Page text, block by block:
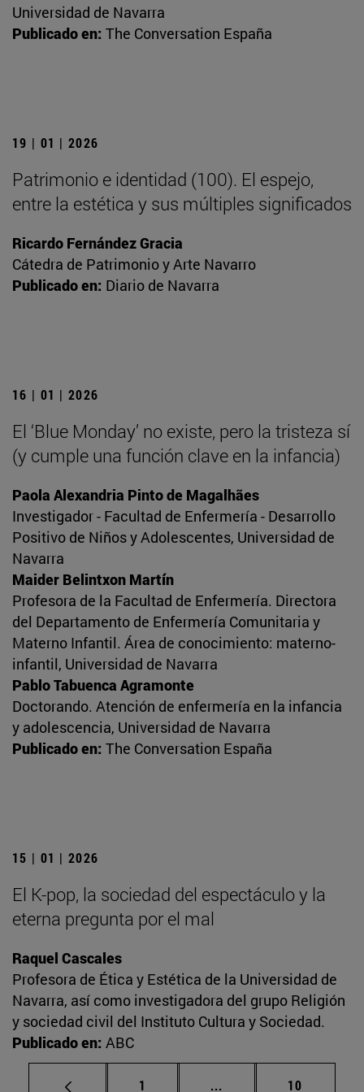
Universidad de Navarra
Publicado en: The Conversation España
19 | 01 | 2026
Patrimonio e identidad (100). El espejo,
entre la estética y sus múltiples significados
Ricardo Fernández Gracia
Cátedra de Patrimonio y Arte Navarro
Publicado en: Diario de Navarra
16 | 01 | 2026
El ‘Blue Monday’ no existe, pero la tristeza sí
(y cumple una función clave en la infancia)
Paola Alexandria Pinto de Magalhães
Investigador - Facultad de Enfermería - Desarrollo
Positivo de Niños y Adolescentes, Universidad de
Navarra
Maider Belintxon Martín
Profesora de la Facultad de Enfermería. Directora
del Departamento de Enfermería Comunitaria y
Materno Infantil. Área de conocimiento: materno-
infantil, Universidad de Navarra
Pablo Tabuenca Agramonte
Doctorando. Atención de enfermería en la infancia
y adolescencia, Universidad de Navarra
Publicado en: The Conversation España
15 | 01 | 2026
El K-pop, la sociedad del espectáculo y la
eterna pregunta por el mal
Raquel Cascales
Profesora de Ética y Estética de la Universidad de
Navarra, así como investigadora del grupo Religión
y sociedad civil del Instituto Cultura y Sociedad.
Publicado en: ABC
Página
1 ... Páginas intermedias
Página
10